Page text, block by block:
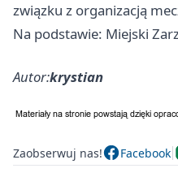
związku z organizacją
Na podstawie: Miejski
Autor:krystian
Zaobserwuj nas! Facebook